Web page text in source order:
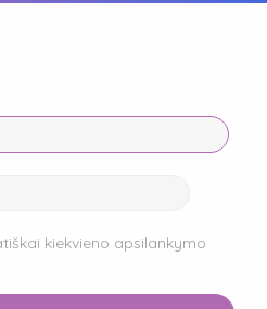
kiekvieno apsilankymo